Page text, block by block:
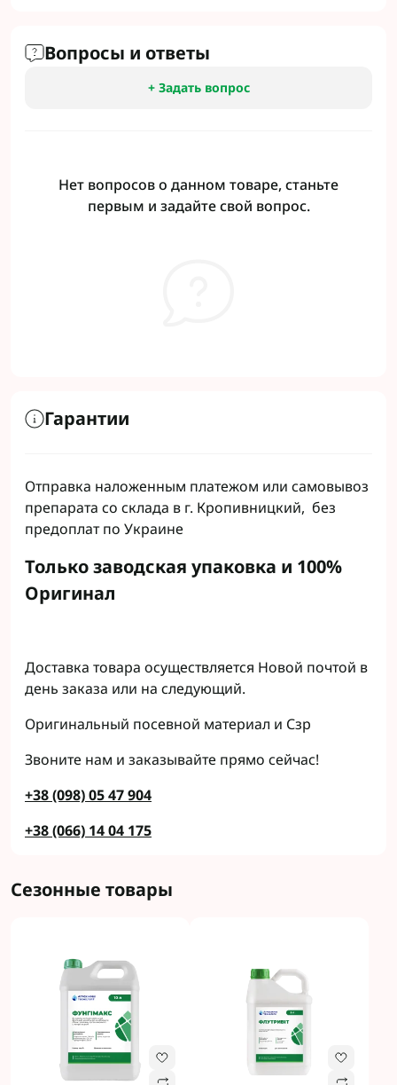
Вопросы и ответы
+ Задать вопрос
Нет вопросов о данном товаре, станьте
первым и задайте свой вопрос.
Гарантии
Отправка наложенным платежом или самовывоз
препарата со склада в г. Кропивницкий, без
предоплат по Украине
Только заводская упаковка и 100%
Оригинал
Доставка товара осуществляется Новой почтой в
день заказа или на следующий.
Оригинальный посевной материал и Сзр
Звоните нам и заказывайте прямо сейчас!
+38 (098) 05 47 904
+38 (066) 14 04 175
Сезонные товары